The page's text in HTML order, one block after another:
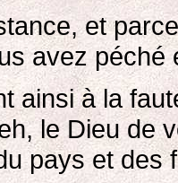
et
avez
ainsi à la
le Dieu de
pays et des